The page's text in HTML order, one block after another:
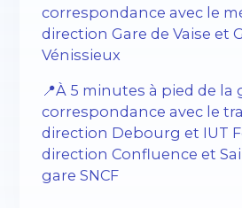
correspondance avec le
direction Gare de Vaise et
Vénissieux
📍À 5 minutes à pied de la
correspondance avec le
direction Debourg et IUT
direction Confluence et
gare SNCF